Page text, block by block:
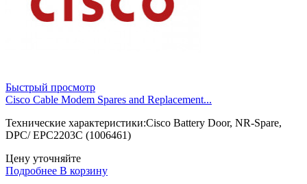
Быстрый просмотр
Cisco Cable Modem Spares and Replacement...
Технические характеристики:Cisco Battery Door, NR-Spare,
DPC/ EPC2203C (1006461)
Цену уточняйте
Подробнее В корзину